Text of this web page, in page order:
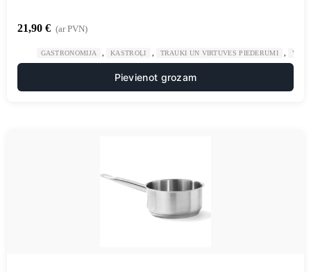
21,90 € (ar PVN)
GASTRONOMIJA KASTROĻI TRAUKI UN VIRTUVES PIEDERUMI
Pievienot grozam